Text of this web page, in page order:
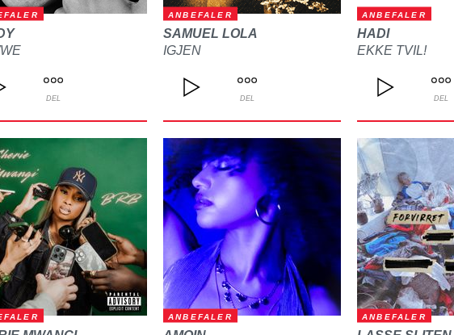
DEL
ANBEFALER
SAMUEL LOLA
IGJEN
DEL
ANBEFALER
HADI
EKKE TVIL!
DEL
ANBEFALER ANBEFALER